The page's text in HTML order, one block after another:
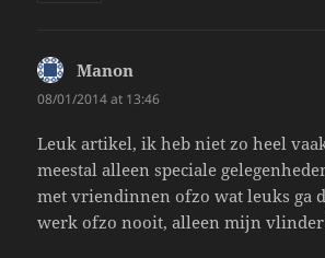
Manon
08/01/2014 at 13:46
Leuk artikel, ik heb niet zo heel
meestal alleen speciale
met vriendinnen ofzo wat leuks ga
werk ofzo nooit, alleen mijn